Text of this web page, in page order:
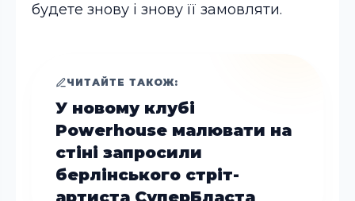
будете знову і знову її замовляти.
ЧИТАЙТЕ ТАКОЖ:
У новому клубі
Powerhouse малювати на
стіні запросили
берлінського стріт-
артиста СуперБласта